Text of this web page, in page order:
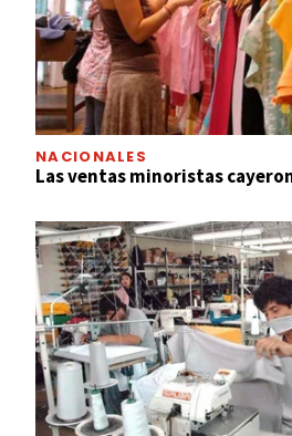
NACIONALES
Las ventas minoristas